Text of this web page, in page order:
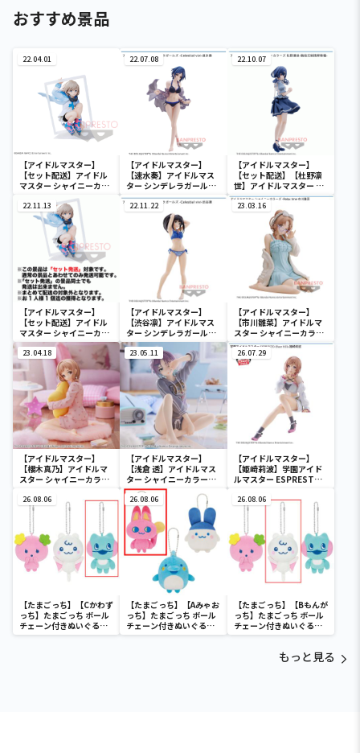
おすすめ景品
22.04.01
【アイドルマスター】
【セット配送】アイドル
マスター シャイニーカラ
ーズ ESPRESTO est-
Windy and Motions-芹
沢あさひ
22.07.08
【アイドルマスター】
【速水奏】アイドルマス
ター シンデレラガールズ
-Celestial vivi-速水奏
22.10.07
【アイドルマスター】
【セット配送】【杜野凛
世】アイドルマスター シ
ャイニーカラーズ 杜野凛
世-階段式純情昇降機-
22.11.13
【アイドルマスター】
【セット配送】アイドル
マスター シャイニーカラ
ーズ ESPRESTO est-
Windy and Motions-芹
沢あさひ
22.11.22
【アイドルマスター】
【渋谷凛】アイドルマス
ター シンデレラガールズ
-Celestial vivi-渋谷凛
23.03.16
【アイドルマスター】
【市川雛菜】アイドルマ
スター シャイニーカラー
ズ -Relax time-市川雛菜
23.04.18
【アイドルマスター】
【櫻木真乃】アイドルマ
スター シャイニーカラー
23.05.11
【アイドルマスター】
【浅倉 透】アイドルマス
ター シャイニーカラーズ
-Relax time-浅倉 透
26.07.29
【アイドルマスター】
【姫崎莉波】学園アイド
ルマスター ESPRESTO-
26.08.06
【たまごっち】【Cかわず
っち】たまごっち ボール
チェーン付きぬいぐるみ
～Tamagotchi
26.08.06
【たまごっち】【Aみゃお
っち】たまごっち ボール
チェーン付きぬいぐるみ
～Tamagotchi
26.08.06
【たまごっち】【Bもんが
っち】たまごっち ボール
チェーン付きぬいぐるみ
～Tamagotchi
もっと見る